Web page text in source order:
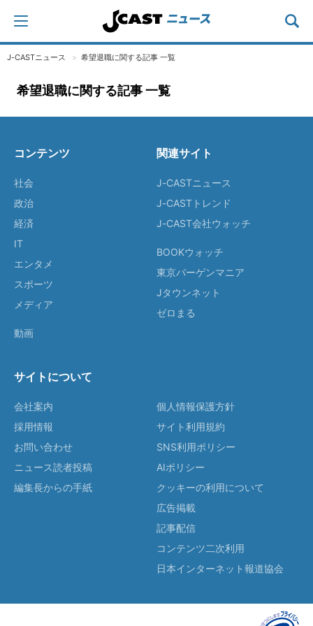
J-CASTニュース 希望退職に関する記事 一覧
希望退職に関する記事 一覧
コンテンツ
社会
政治
経済
IT
エンタメ
スポーツ
メディア
動画
関連サイト
J-CASTニュース
J-CASTトレンド
J-CAST会社ウォッチ
BOOKウォッチ
東京バーゲンマニア
Jタウンネット
ゼロまる
サイトについて
会社案内
採用情報
お問い合わせ
ニュース読者投稿
編集長からの手紙
個人情報保護方針
サイト利用規約
SNS利用ポリシー
AIポリシー
クッキーの利用について
広告掲載
記事配信
コンテンツ二次利用
日本インターネット報道協会